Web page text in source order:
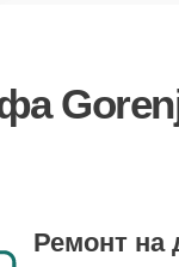
Ремонт на